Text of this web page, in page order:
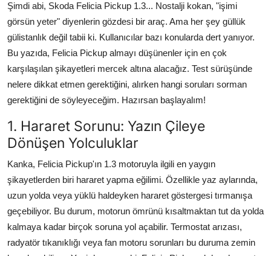
Aydınlatma & Görüş
Şanzıman & Aktarma
Dizel Sistemler
Multimedya & Elektronik
Şimdi abi, Skoda Felicia Pickup 1.3... Nostalji kokan, "işimi
görsün yeter" diyenlerin gözdesi bir araç. Ama her şey güllük
gülistanlık değil tabii ki. Kullanıcılar bazı konularda dert yanıyor.
Bu yazıda, Felicia Pickup almayı düşünenler için en çok
karşılaşılan şikayetleri mercek altına alacağız. Test sürüşünde
nelere dikkat etmen gerektiğini, alırken hangi soruları sorman
gerektiğini de söyleyeceğim. Hazırsan başlayalım!
1. Hararet Sorunu: Yazın Çileye
Dönüşen Yolculuklar
Kanka, Felicia Pickup'ın 1.3 motoruyla ilgili en yaygın
şikayetlerden biri hararet yapma eğilimi. Özellikle yaz aylarında,
uzun yolda veya yüklü haldeyken hararet göstergesi tırmanışa
geçebiliyor. Bu durum, motorun ömrünü kısaltmaktan tut da yolda
kalmaya kadar birçok soruna yol açabilir. Termostat arızası,
radyatör tıkanıklığı veya fan motoru sorunları bu duruma zemin